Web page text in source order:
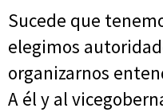
Sucede que
elegimos
organizarnos
A él y al